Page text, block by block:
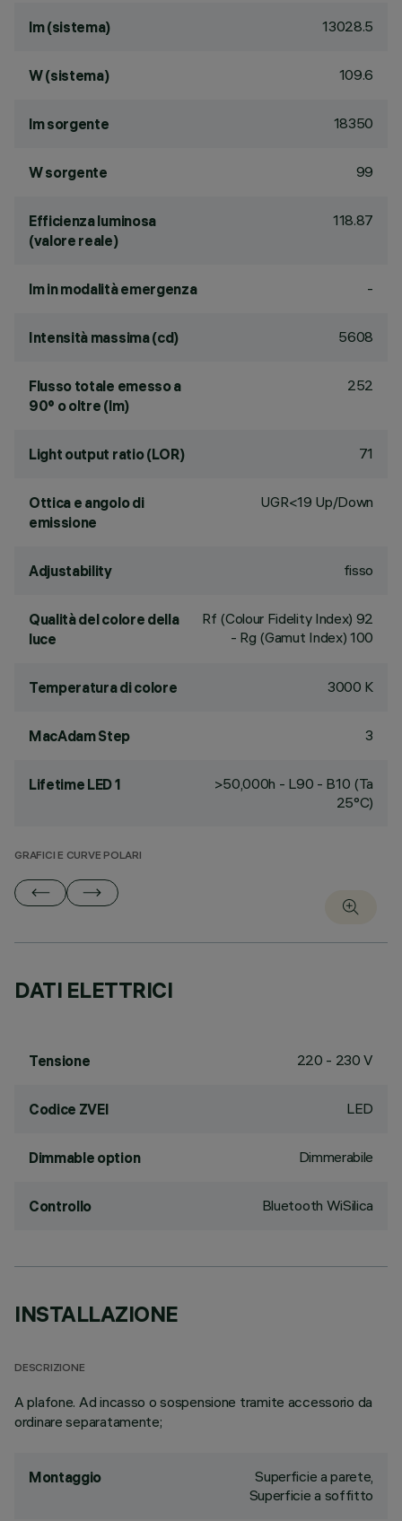
lm (sistema) 13028.5
W (sistema) 109.6
lm sorgente 18350
W sorgente 99
Efficienza luminosa
(valore reale)
118.87
lm in modalità emergenza -
Intensità massima (cd) 5608
Flusso totale emesso a
90° o oltre (lm)
252
Light output ratio (LOR) 71
Ottica e angolo di
emissione
UGR<19 Up/Down
Adjustability fisso
Qualità del colore della
luce
Rf (Colour Fidelity Index) 92
- Rg (Gamut Index) 100
Temperatura di colore 3000 K
MacAdam Step 3
Lifetime LED 1
>50,000h - L90 - B10 (Ta
25°C)
GRAFICI E CURVE POLARI
DATI ELETTRICI
Tensione 220 - 230 V
Codice ZVEI LED
Dimmable option Dimmerabile
Controllo Bluetooth WiSilica
INSTALLAZIONE
DESCRIZIONE
A plafone. Ad incasso o sospensione tramite accessorio da
ordinare separatamente;
Montaggio
Superficie a parete,
Superficie a soffitto